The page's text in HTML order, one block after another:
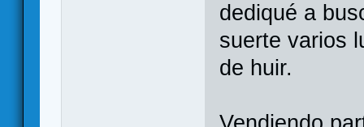
dediqué a
suerte varios
de huir.